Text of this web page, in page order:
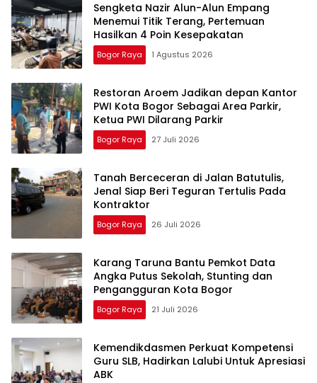
Sengketa Nazir Alun-Alun Empang
Menemui Titik Terang, Pertemuan
Hasilkan 4 Poin Kesepakatan
Bogor Raya 1 Agustus 2026
Restoran Aroem Jadikan depan Kantor
PWI Kota Bogor Sebagai Area Parkir,
Ketua PWI Dilarang Parkir
Bogor Raya 27 Juli 2026
Tanah Berceceran di Jalan Batutulis,
Jenal Siap Beri Teguran Tertulis Pada
Kontraktor
Bogor Raya 26 Juli 2026
Karang Taruna Bantu Pemkot Data
Angka Putus Sekolah, Stunting dan
Pengangguran Kota Bogor
Bogor Raya 21 Juli 2026
Kemendikdasmen Perkuat Kompetensi
Guru SLB, Hadirkan Lalubi Untuk Apresiasi
ABK